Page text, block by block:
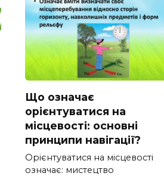
Що означає
орієнтуватися на
місцевості: основні
принципи навігації?
Орієнтуватися на місцевості
означає: мистецтво